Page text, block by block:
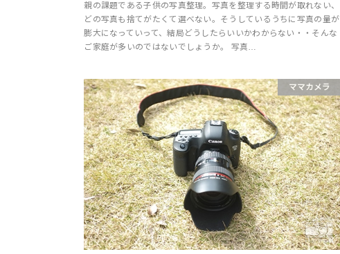
親の課題である子供の写真整理。写真を整理する時間が取れない、
どの写真も捨てがたくて選べない。そうしているうちに写真の量が
膨大になっていって、結局どうしたらいいかわからない・・そんな
ご家庭が多いのではないでしょうか。 写真…
ママカメラ